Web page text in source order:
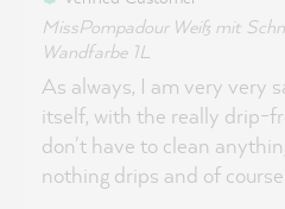
MissPompadour Weiß mit
Wandfarbe 1L
As always, I am very very
itself, with the really drip-
don't have to clean
nothing drips and of